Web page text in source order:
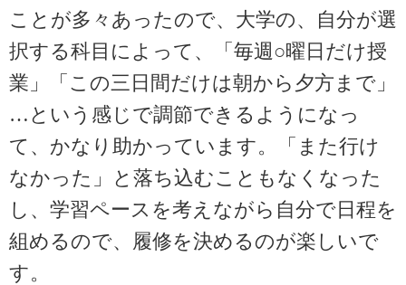
ことが多々あったので、大学の、自分が選
択する科目によって、「毎週○曜日だけ授
業」「この三日間だけは朝から夕方まで」
…という感じで調節できるようになっ
て、かなり助かっています。「また行け
なかった」と落ち込むこともなくなった
し、学習ペースを考えながら自分で日程を
組めるので、履修を決めるのが楽しいで
す。